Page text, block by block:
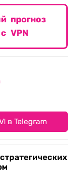
прогноз
VPN
в Telegram